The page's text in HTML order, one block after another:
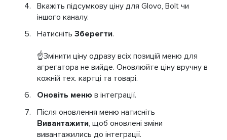
Вкажіть підсумкову ціну для Glovo, Bolt чи
іншого каналу.
Натисніть Зберегти.
☝️Змінити ціну одразу всіх позицій меню для
агрегатора не вийде. Оновлюйте ціну вручну в
кожній тех. картці та товарі.
Оновіть меню в інтеграції.
Після оновлення меню натисніть
Вивантажити, щоб оновлені зміни
вивантажились до інтеграції.